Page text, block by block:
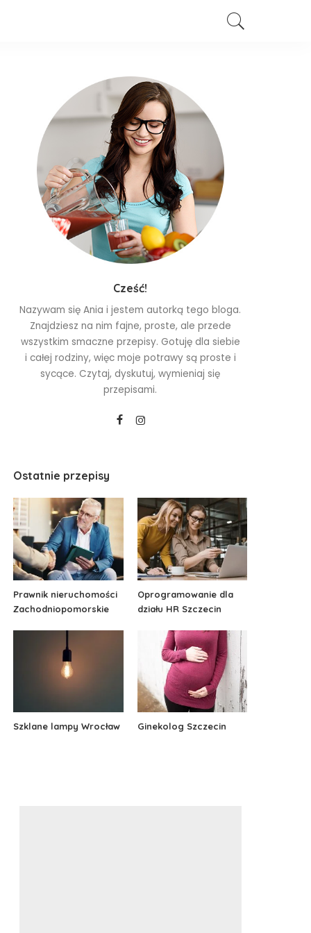
Cześć!
Nazywam się Ania i jestem autorką tego bloga.
Znajdziesz na nim fajne, proste, ale przede
wszystkim smaczne przepisy. Gotuję dla siebie
i całej rodziny, więc moje potrawy są proste i
sycące. Czytaj, dyskutuj, wymieniaj się
przepisami.
Ostatnie przepisy
Prawnik nieruchomości
Zachodniopomorskie
Oprogramowanie dla
działu HR Szczecin
Szklane lampy Wrocław Ginekolog Szczecin